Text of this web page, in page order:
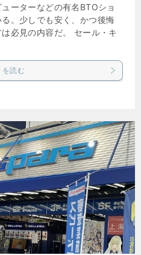
ーターなどの有名BTOショ
。少しでも安く、かつ後悔
必見の内容だ。 セール・キ
を読む